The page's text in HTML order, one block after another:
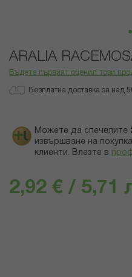
към
началото
галерия
ARALIA
Бъдете първият оценил този
Безплатна доставка за над
Можете да спечелите
извършване на
клиенти. Влезте в
2,92 € / 5,71